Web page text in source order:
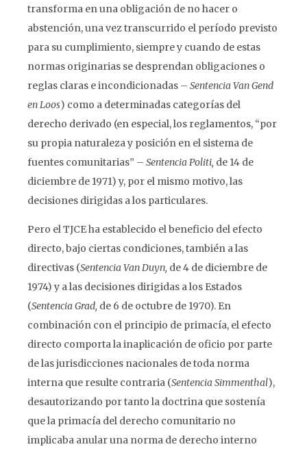
transforma en una obligación de no hacer o
abstención, una vez transcurrido el período previsto
para su cumplimiento, siempre y cuando de estas
normas originarias se desprendan obligaciones o
reglas claras e incondicionadas – Sentencia Van Gend
en Loos) como a determinadas categorías del
derecho derivado (en especial, los reglamentos, “por
su propia naturaleza y posición en el sistema de
fuentes comunitarias” – Sentencia Politi, de 14 de
diciembre de 1971) y, por el mismo motivo, las
decisiones dirigidas a los particulares.
Pero el TJCE ha establecido el beneficio del efecto
directo, bajo ciertas condiciones, también a las
directivas (Sentencia Van Duyn, de 4 de diciembre de
1974) y a las decisiones dirigidas a los Estados
(Sentencia Grad, de 6 de octubre de 1970). En
combinación con el principio de primacía, el efecto
directo comporta la inaplicación de oficio por parte
de las jurisdicciones nacionales de toda norma
interna que resulte contraria (Sentencia Simmenthal),
desautorizando por tanto la doctrina que sostenía
que la primacía del derecho comunitario no
implicaba anular una norma de derecho interno